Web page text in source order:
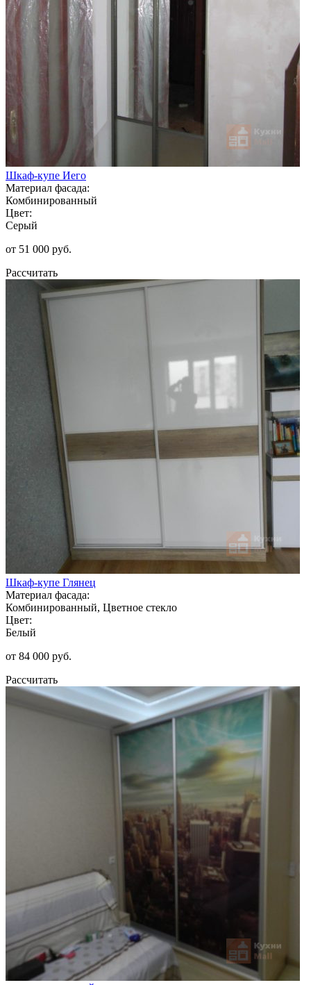
Шкаф-купе Иего
Материал фасада:
Комбинированный
Цвет:
Серый
от 51 000 руб.
Рассчитать
Шкаф-купе Глянец
Материал фасада:
Комбинированный, Цветное стекло
Цвет:
Белый
от 84 000 руб.
Рассчитать